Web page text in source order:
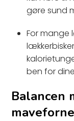
gøre sund
For mange
ben for
Balancen